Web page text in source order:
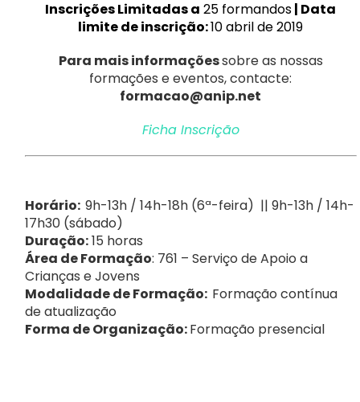
Inscrições Limitadas a 25 formandos| Data
limite de inscrição:10 abril de 2019
Para mais informaçõessobre as nossas
formações e eventos, contacte:
formacao@anip.net
Ficha Inscrição
Horário: 9h-13h / 14h-18h (6ª-feira) || 9h-13h / 14h-
17h30 (sábado)
Duração:15 horas
Área de Formação: 761 – Serviço de Apoio a
Crianças e Jovens
Modalidade de Formação: Formação contínua
de atualização
Forma de Organização:Formação presencial